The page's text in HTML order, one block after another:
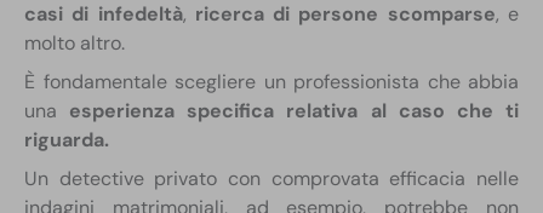
casi di infedeltà, ricerca di persone scomparse, e
molto altro.
È fondamentale scegliere un professionista che abbia
una esperienza specifica relativa al caso che ti
riguarda.
Un detective privato con comprovata efficacia nelle
indagini matrimoniali, ad esempio, potrebbe non